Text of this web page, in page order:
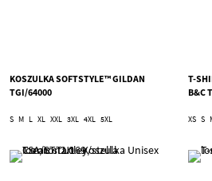
KOSZULKA SOFTSTYLE™ GILDAN
TGI/64000
S M L XL XXL 3XL 4XL 5XL
T-
B&C
XS S